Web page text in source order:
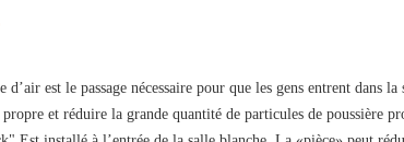
d’air est le passage nécessaire pour que les gens entrent
et réduire la grande quantité de particules de poussière